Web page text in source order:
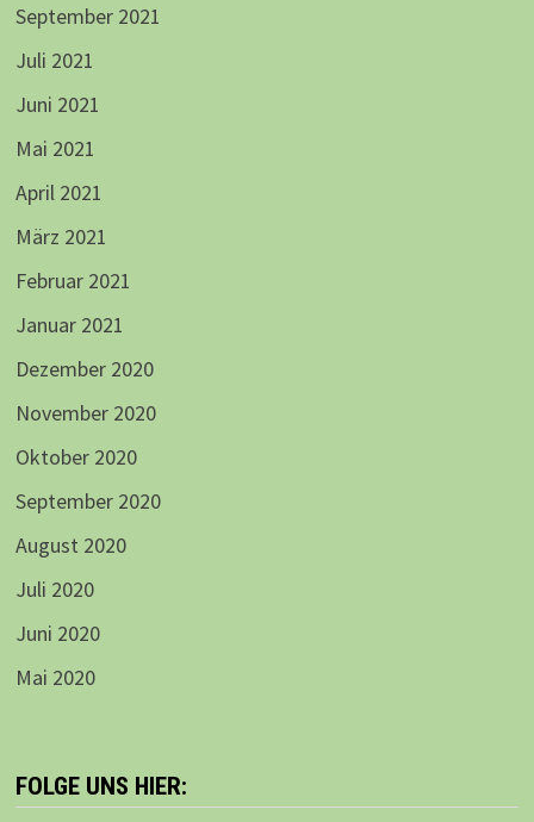
September 2021
Juli 2021
Juni 2021
Mai 2021
April 2021
März 2021
Februar 2021
Januar 2021
Dezember 2020
November 2020
Oktober 2020
September 2020
August 2020
Juli 2020
Juni 2020
Mai 2020
FOLGE UNS HIER: